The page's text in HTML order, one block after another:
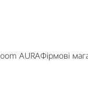
AURAФірмові